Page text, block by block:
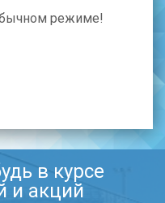
режиме!
в курсе
и акций